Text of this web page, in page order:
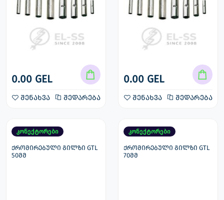
0.00 GEL
შენახვა შედარება
0.00 GEL
შენახვა შედარება
კონექტორები
ქრომირებული გილზი GTL
50მმ
კონექტორები
ქრომირებული გილზი GTL
70მმ